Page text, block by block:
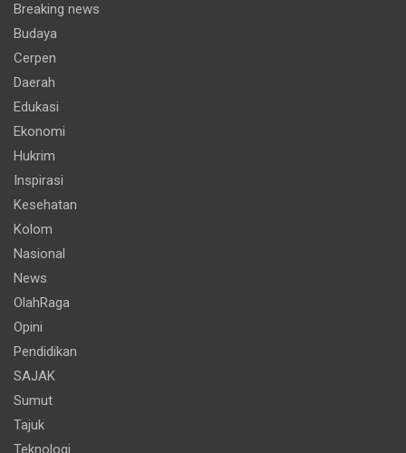
Breaking news
Budaya
Cerpen
Daerah
Edukasi
Ekonomi
Hukrim
Inspirasi
Kesehatan
Kolom
Nasional
News
OlahRaga
Opini
Pendidikan
SAJAK
Sumut
Tajuk
Teknologi